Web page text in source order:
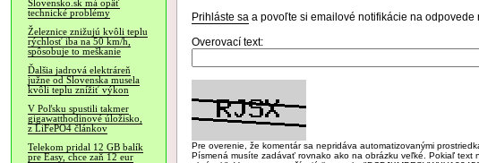
Slovensko.sk má opäť
technické problémy
Železnice znižujú kvôli teplu
rýchlosť iba na 50 km/h,
spôsobuje to meškanie
Ďalšia jadrová elektráreň
južne od Slovenska musela
kvôli teplu znížiť výkon
V Poľsku spustili takmer
gigawatthodinové úložisko,
z LiFePO4 článkov
Telekom pridal 12 GB balík
pre Easy, chce zaň 12 eur
Prihláste sa a povoľte si emailové notifikácie na odpovede
Overovací text:
Pre overenie, že komentár sa nepridáva automatizovanými
Písmená musíte zadávať rovnako ako na obrázku veľké. Pokiaľ text